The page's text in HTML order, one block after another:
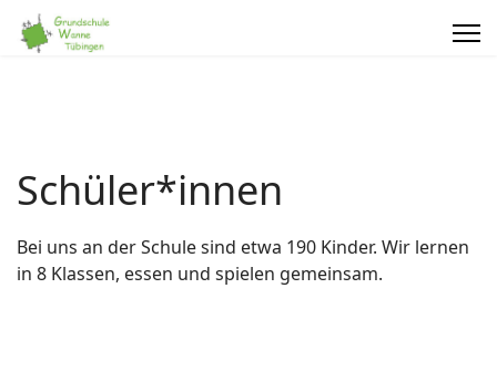
Schüler*innen
Bei uns an der Schule sind etwa 190 Kinder. Wir lernen
in 8 Klassen, essen und spielen gemeinsam.